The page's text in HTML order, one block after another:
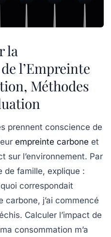
la
l’Empreinte
Méthodes
prennent conscience de
empreinte carbone et
sur l’environnement. Par
de famille, explique :
correspondait
carbone, j’ai commencé
Calculer l’impact de
consommation m’a